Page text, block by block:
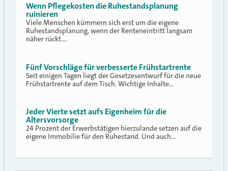
Wenn Pflegekosten die Ruhestandsplanung
ruinieren
Viele Menschen kümmern sich erst um die eigene
Ruhestandsplanung, wenn der Renteneintritt langsam
näher rückt.…
Fünf Vorschläge für verbesserte Frühstartrente
Seit einigen Tagen liegt der Gesetzesentwurf für die neue
Frühstartrente auf dem Tisch. Wichtige Inhalte…
Jeder Vierte setzt aufs Eigenheim für die
Altersvorsorge
24 Prozent der Erwerbstätigen hierzulande setzen auf die
eigene Immobilie für den Ruhestand. Und auch…